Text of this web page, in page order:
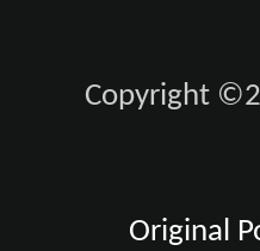
Copyright
Original